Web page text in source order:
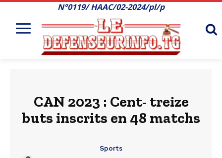
N°0119/ HAAC/02-2024/pl/p
CAN 2023 : Cent- treize
buts inscrits en 48 matchs
Sports